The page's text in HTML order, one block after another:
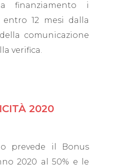
finanziamento i
12 mesi dalla
comunicazione
verifica.
2020
prevede il Bonus
2020 al 50% e le